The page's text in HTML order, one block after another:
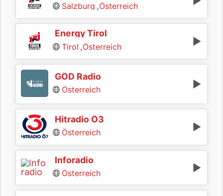
Salzburg ,Österreich
Energy Tirol
Tirol ,Österreich
GÖD Radio
Österreich
Hitradio Ö3
Österreich
Inforadio
Österreich